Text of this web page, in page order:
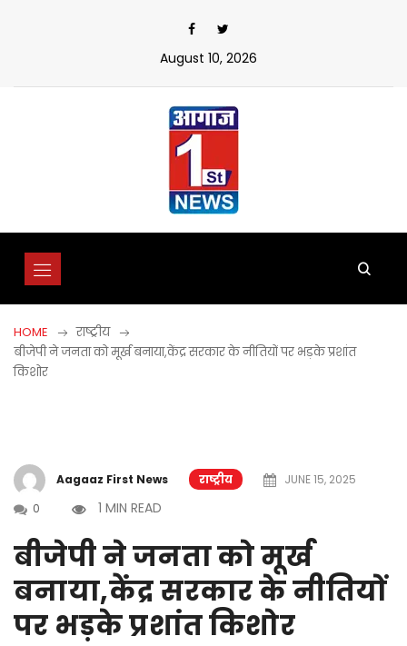
August 10, 2026
HOME
राष्ट्रीय
बीजेपी ने जनता को मूर्ख बनाया,केंद्र सरकार के नीतियों पर भड़के प्रशांत
किशोर
Aagaaz First News राष्ट्रीय
JUNE 15, 2025
0
1 MIN READ
बीजेपी ने जनता को मूर्ख
बनाया,केंद्र सरकार के नीतियों
पर भड़के प्रशांत किशोर